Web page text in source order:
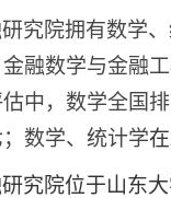
究院拥有数学
融数学与金融
中，数学全国
数学、统计学在
究院位于山东